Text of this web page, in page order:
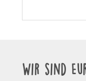
Wir sind